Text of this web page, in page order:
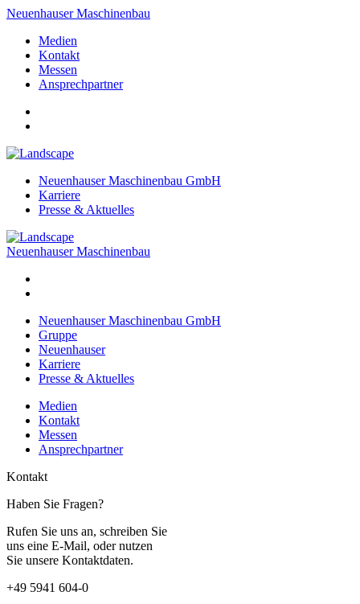
Neuenhauser Maschinenbau
Medien
Kontakt
Messen
Ansprechpartner
Neuenhauser Maschinenbau GmbH
Karriere
Presse & Aktuelles
Neuenhauser Maschinenbau
Neuenhauser Maschinenbau GmbH
Gruppe
Neuenhauser
Karriere
Presse & Aktuelles
Medien
Kontakt
Messen
Ansprechpartner
Kontakt
Haben Sie Fragen?
Rufen Sie uns an, schreiben Sie
uns eine E-Mail, oder nutzen
Sie unsere Kontaktdaten.
+49 5941 604-0